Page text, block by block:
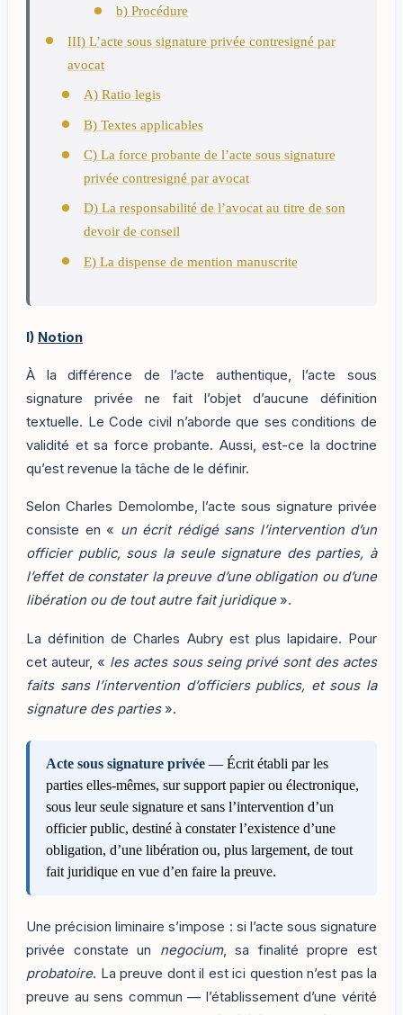
b) Procédure
III) L’acte sous signature privée contresigné par
avocat
A) Ratio legis
B) Textes applicables
C) La force probante de l’acte sous signature
privée contresigné par avocat
D) La responsabilité de l’avocat au titre de son
devoir de conseil
E) La dispense de mention manuscrite
I) Notion
À la différence de l’acte authentique, l’acte sous
signature privée ne fait l’objet d’aucune définition
textuelle. Le Code civil n’aborde que ses conditions de
validité et sa force probante. Aussi, est-ce la doctrine
qu’est revenue la tâche de le définir.
Selon Charles Demolombe, l’acte sous signature privée
consiste en « un écrit rédigé sans l’intervention d’un
officier public, sous la seule signature des parties, à
l’effet de constater la preuve d’une obligation ou d’une
libération ou de tout autre fait juridique».
La définition de Charles Aubry est plus lapidaire. Pour
cet auteur, « les actes sous seing privé sont des actes
faits sans l’intervention d’officiers publics, et sous la
signature des parties».
Acte sous signature privée — Écrit établi par les
parties elles-mêmes, sur support papier ou électronique,
sous leur seule signature et sans l’intervention d’un
officier public, destiné à constater l’existence d’une
obligation, d’une libération ou, plus largement, de tout
fait juridique en vue d’en faire la preuve.
Une précision liminaire s’impose : si l’acte sous signature
privée constate un negocium, sa finalité propre est
probatoire. La preuve dont il est ici question n’est pas la
preuve au sens commun — l’établissement d’une vérité